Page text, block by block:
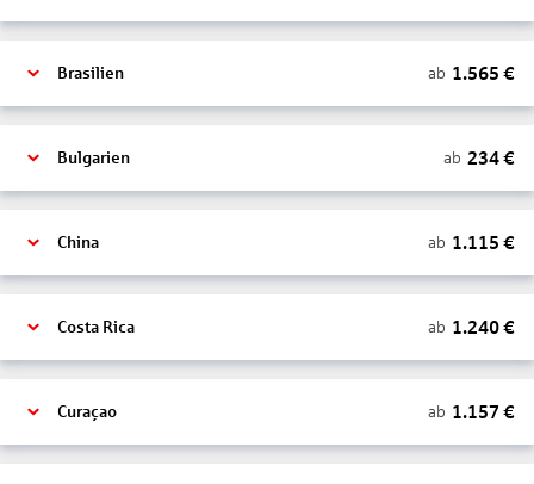
Brasilien ab 1.565 €
Bulgarien ab 234€
China ab 1.115 €
Costa Rica ab 1.240€
Curaçao ab 1.157 €